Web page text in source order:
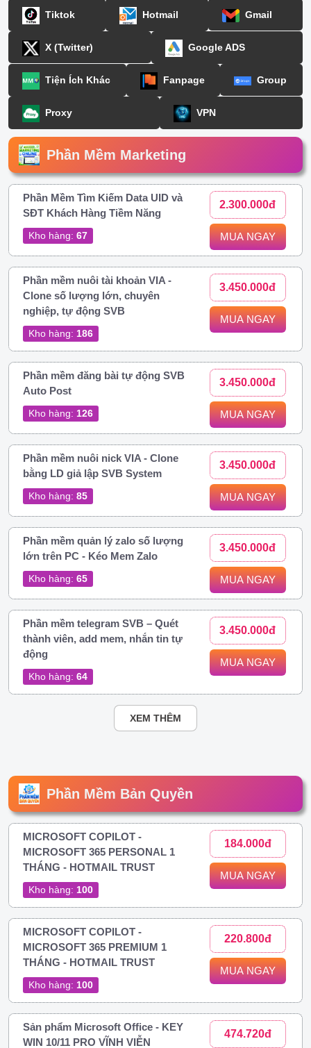
Tiktok Hotmail Gmail
X (Twitter) Google ADS
Tiện Ích Khác Fanpage Group
Proxy VPN
Phần Mềm Marketing
Phần Mềm Tìm Kiếm Data UID và
SĐT Khách Hàng Tiềm Năng
Kho hàng: 67
2.300.000đ
MUA NGAY
Phần mềm nuôi tài khoản VIA -
Clone số lượng lớn, chuyên
nghiệp, tự động SVB
Kho hàng: 186
3.450.000đ
MUA NGAY
Phần mềm đăng bài tự động SVB
Auto Post
Kho hàng: 126
3.450.000đ
MUA NGAY
Phần mềm nuôi nick VIA - Clone
bằng LD giả lập SVB System
Kho hàng: 85
3.450.000đ
MUA NGAY
Phần mềm quản lý zalo số lượng
lớn trên PC - Kéo Mem Zalo
Kho hàng: 65
3.450.000đ
MUA NGAY
Phần mềm telegram SVB – Quét
thành viên, add mem, nhắn tin tự
động
Kho hàng: 64
3.450.000đ
MUA NGAY
XEM THÊM
Phần Mềm Bản Quyền
MICROSOFT COPILOT -
MICROSOFT 365 PERSONAL 1
THÁNG - HOTMAIL TRUST
Kho hàng: 100
184.000đ
MUA NGAY
MICROSOFT COPILOT -
MICROSOFT 365 PREMIUM 1
THÁNG - HOTMAIL TRUST
Kho hàng: 100
220.800đ
MUA NGAY
Sản phẩm Microsoft Office - KEY
WIN 10/11 PRO VĨNH VIỄN
474.720đ